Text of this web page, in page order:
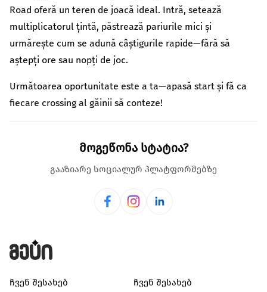
Road oferă un teren de joacă ideal. Intră, setează
multiplicatorul țintă, păstrează pariurile mici și
urmărește cum se adună câștigurile rapide—fără să
aștepți ore sau nopți de joc.
Următoarea oportunitate este a ta—apasă start și fă ca
fiecare crossing al găinii să conteze!
მოგეწონა სტატია?
გააზიარე სოციალურ პლატფორმებზე
ჩვენ შესახებ
ჩვენ შესახებ